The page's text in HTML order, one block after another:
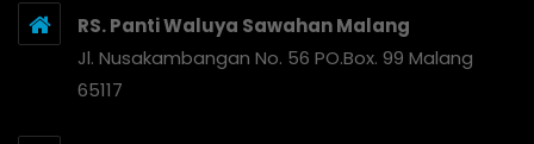
RS. Panti Waluya Sawahan Malang
Jl. Nusakambangan No. 56 PO.Box. 99 Malang
65117